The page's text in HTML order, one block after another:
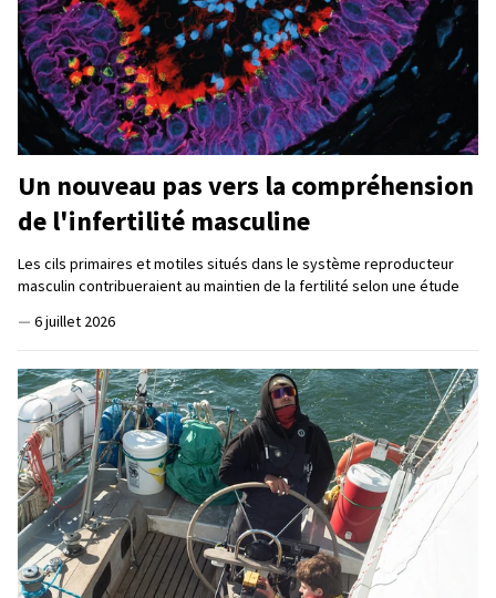
Un nouveau pas vers la compréhension
de l'infertilité masculine
Les cils primaires et motiles situés dans le système reproducteur
masculin contribueraient au maintien de la fertilité selon une étude
— 6 juillet 2026